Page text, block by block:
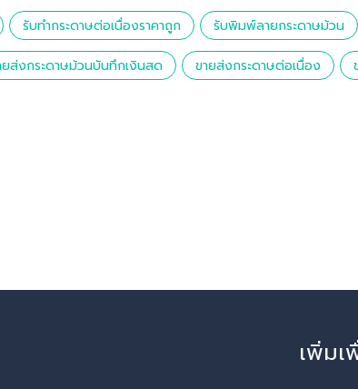
รับทำกระดาษต่อเนื่องราคาถูก รับพิมพ์ลายกระดาษม้วน
ยส่งกระดาษม้วนบันทึกเงินสด ขายส่งกระดาษต่อเนื่อง
เพิ่มเ